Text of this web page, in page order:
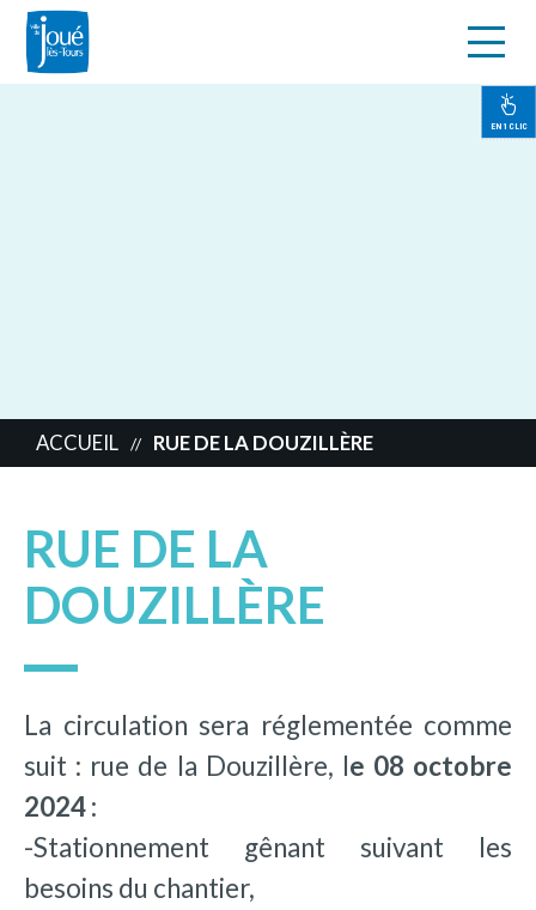
EN 1 CLIC
ACCUEIL // RUE DE LA DOUZILLÈRE
RUE DE LA
DOUZILLÈRE
La circulation sera réglementée comme
suit : rue de la Douzillère, le 08 octobre
2024 :
-Stationnement gênant suivant les
besoins du chantier,